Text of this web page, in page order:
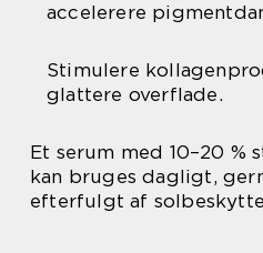
accelerere
Stimulere
glattere overflade.
Et serum med 10–20 %
kan bruges dagligt,
efterfulgt af